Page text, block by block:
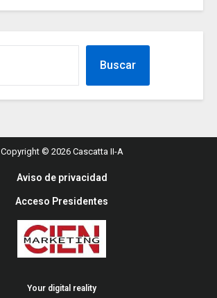
Buscar
Copyright © 2026 Cascatta II-A
Aviso de privacidad
Acceso Presidentes
Your digital reality